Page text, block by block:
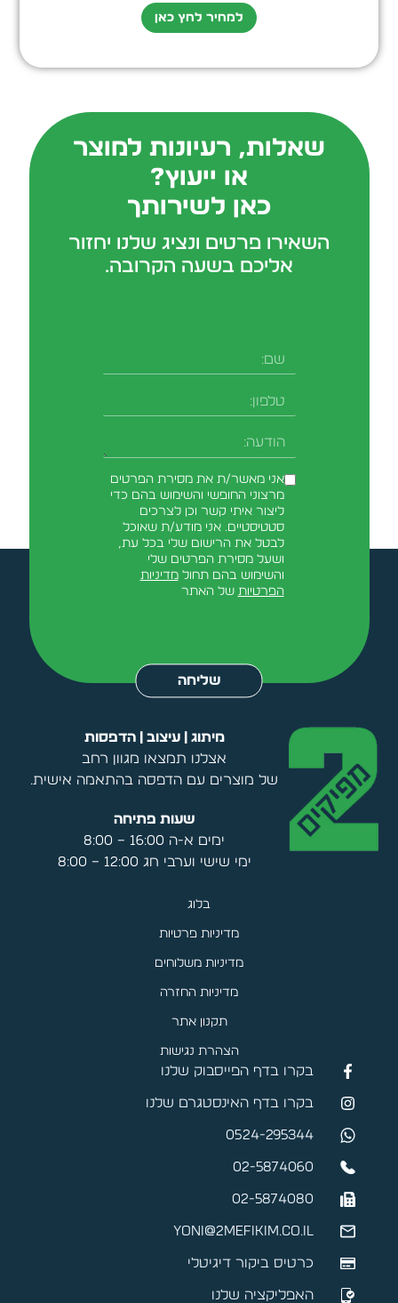
למחיר לחץ כאן
שאלות, רעיונות למוצר
או ייעוץ?
כאן לשירותך
השאירו פרטים ונציג שלנו יחזור
אליכם בשעה הקרובה.
אני מאשר/ת את מסירת הפרטים
מרצוני החופשי והשימוש בהם כדי
ליצור איתי קשר וכן לצרכים
סטטיסטיים. אני מודע/ת שאוכל
לבטל את הרישום שלי בכל עת,
ושעל מסירת הפרטים שלי
והשימוש בהם תחולמדיניות
הפרטיות של האתר
שליחה
מיתוג | עיצוב | הדפסות
אצלנו תמצאו מגוון רחב
של מוצרים עם הדפסה בהתאמה אישית.
שעות פתיחה
ימים א-ה 16:00 – 8:00
ימי שישי וערבי חג 12:00 – 8:00
בלוג
מדיניות פרטיות
מדיניות משלוחים
מדיניות החזרה
תקנון אתר
הצהרת נגישות
בקרו בדף הפייסבוק שלנו
בקרו בדף האינסטגרם שלנו
0524-295344
02-5874060
02-5874080
yoni@2mefikim.co.il
כרטיס ביקור דיגיטלי
האפליקציה שלנו